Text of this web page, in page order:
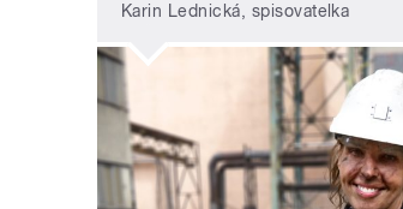
Karin Lednická, spisovatelka